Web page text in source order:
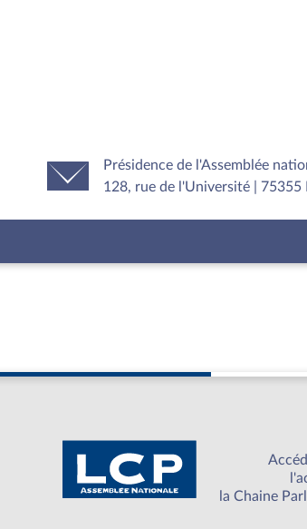
Présidence de l'Assemblée
128, rue de l'Université | 75355
la Chaine